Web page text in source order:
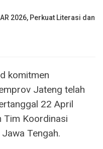
2026, Perkuat Literasi dan
komitmen
Jateng telah
22 April
Tim Koordinasi
Tengah.